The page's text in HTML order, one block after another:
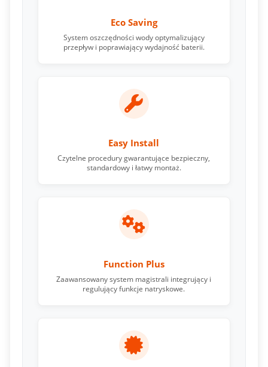
Eco Saving
System oszczędności wody optymalizujący
przepływ i poprawiający wydajność baterii.
Easy Install
Czytelne procedury gwarantujące bezpieczny,
standardowy i łatwy montaż.
Function Plus
Zaawansowany system magistrali integrujący i
regulujący funkcje natryskowe.